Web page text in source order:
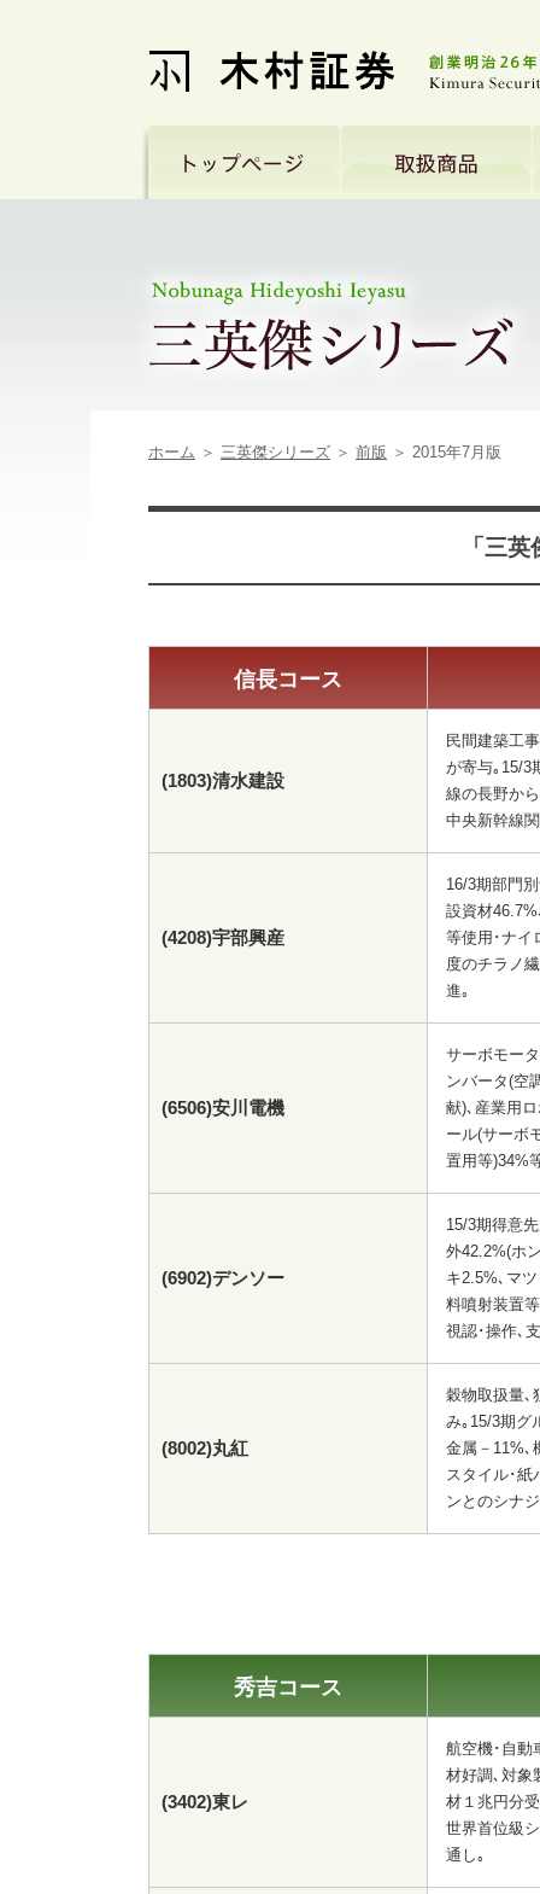
ホーム ＞ 三英傑シリーズ ＞ 前版 ＞ 2015年7月版
「三
信長コース
(1803)清水建設
民間建築工
が寄与｡15/3
線の長野か
中央新幹線
(4208)宇部興産
16/3期部門
設資材
等使用･ナイ
度のチラノ
進｡
(6506)安川電機
サーボモー
ンバータ(空
献)､産業用
ール(サーボ
置用等)34%
(6902)デンソー
15/3期得意
外42.2%(ホ
キ2.5%､マ
料噴射装置
視認･操作､
(8002)丸紅
穀物取扱量､
み｡15/3期グ
金属－11%､
スタイル･紙
ンとのシナ
秀吉コース
(3402)東レ
航空機･自動
材好調､対象
材１兆円分
世界首位級
通し｡